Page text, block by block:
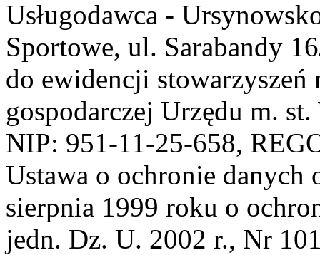
Usługodawca -
Sportowe, ul. Sarabandy
do ewidencji stowarzyszeń
gospodarczej Urzędu m.
NIP: 951-11-25-658,
Ustawa o ochronie danych
sierpnia 1999 roku o
jedn. Dz. U. 2002 r., Nr